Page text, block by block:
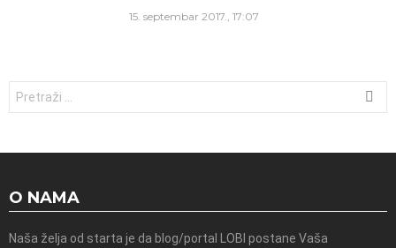
15. septembar 2017., 17:07
O NAMA
Naša želja od starta je da blog/portal LOBI postane Vaša